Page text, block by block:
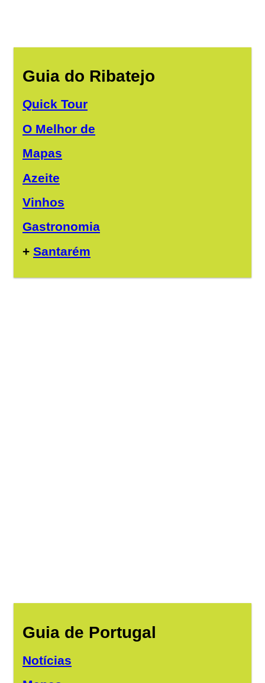
Guia do Ribatejo
Quick Tour
O Melhor de
Mapas
Azeite
Vinhos
Gastronomia
+ Santarém
Guia de Portugal
Notícias